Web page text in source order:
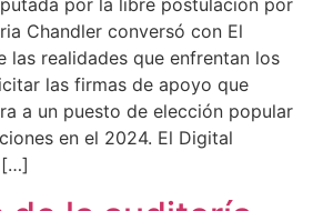
por la libre postulación por
Chandler conversó con El
las realidades que enfrentan los
las firmas de apoyo que
a un puesto de elección popular
en el 2024. El Digital
[…]